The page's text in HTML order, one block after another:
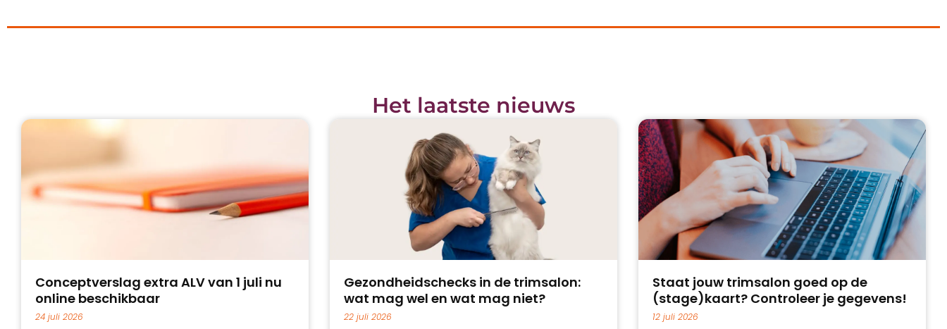
Het laatste nieuws
Conceptverslag extra ALV van 1 juli nu
online beschikbaar
24 juli 2026
Gezondheidschecks in de trimsalon:
wat mag wel en wat mag niet?
22 juli 2026
Staat jouw trimsalon goed op de
(stage)kaart? Controleer je gegevens!
12 juli 2026